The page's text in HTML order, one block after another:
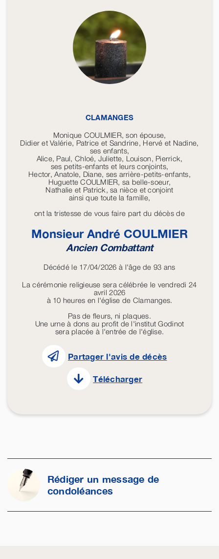
CLAMANGES
Monique COULMIER, son épouse,
Didier et Valérie, Patrice et Sandrine, Hervé et Nadine,
ses enfants,
Alice, Paul, Chloé, Juliette, Louison, Pierrick,
ses petits-enfants et leurs conjoints,
Hector, Anatole, Diane, ses arrière-petits-enfants,
Huguette COULMIER, sa belle-soeur,
Nathalie et Patrick, sa nièce et conjoint
ainsi que toute la famille,
ont la tristesse de vous faire part du décès de
Monsieur André COULMIER
Ancien Combattant
Décédé le 17/04/2026 à l'âge de 93 ans
La cérémonie religieuse sera célébrée le vendredi 24
avril 2026
à 10 heures en l'église de Clamanges.
Pas de fleurs, ni plaques.
Une urne à dons au profit de l'institut Godinot
sera placée à l'entrée de l'église.
Partager l'avis de décès
Télécharger
Rédiger un message de
condoléances